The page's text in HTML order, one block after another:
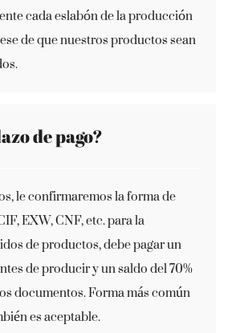
cada eslabón de la producción
de que nuestros productos sean
de pago?
le confirmaremos la forma de
EXW, CNF, etc. para la
de productos, debe pagar un
de producir y un saldo del 70%
documentos. Forma más común
es aceptable.